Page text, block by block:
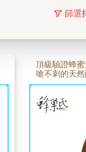
篩選
頂級驗證蜂
嗆不刺的天